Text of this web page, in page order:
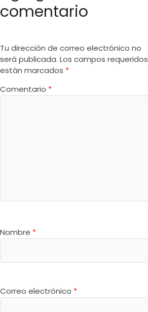
comentario
Tu dirección de correo electrónico no
será publicada. Los campos requeridos
están marcados *
Comentario *
Nombre *
Correo electrónico *